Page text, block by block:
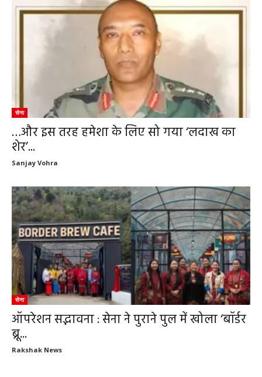
सेना
…और इस तरह हमेशा के लिए सो गया ‘लदाख का
शेर’...
Sanjay Vohra
सेना
ऑपरेशन सद्भावना : सेना ने पुराने पुल में खोला ‘बॉर्डर
ब्रू...
Rakshak News